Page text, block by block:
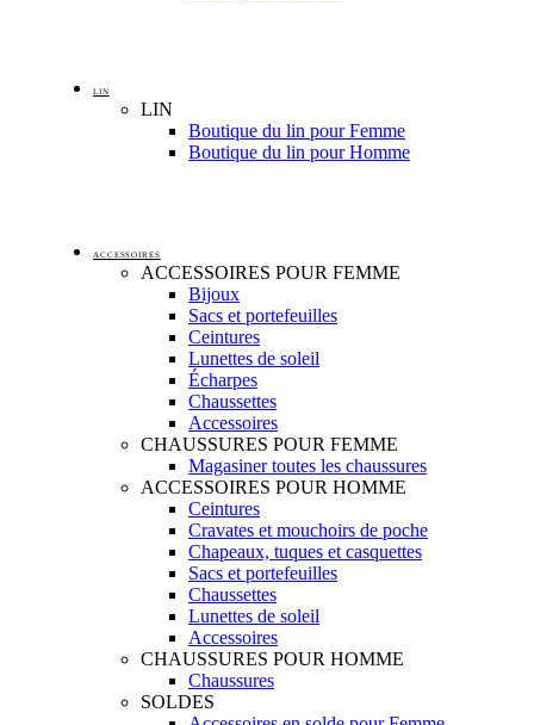
LIN
LIN
Boutique du lin pour Femme
Boutique du lin pour Homme
ACCESSOIRES
ACCESSOIRES POUR FEMME
Bijoux
Sacs et portefeuilles
Ceintures
Lunettes de soleil
Écharpes
Chaussettes
Accessoires
CHAUSSURES POUR FEMME
Magasiner toutes les chaussures
ACCESSOIRES POUR HOMME
Ceintures
Cravates et mouchoirs de poche
Chapeaux, tuques et casquettes
Sacs et portefeuilles
Chaussettes
Lunettes de soleil
Accessoires
CHAUSSURES POUR HOMME
Chaussures
SOLDES